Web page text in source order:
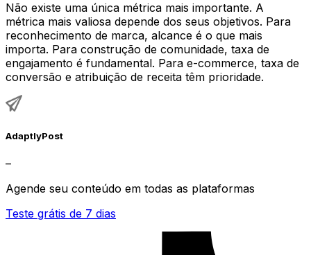
Não existe uma única métrica mais importante. A
métrica mais valiosa depende dos seus objetivos. Para
reconhecimento de marca, alcance é o que mais
importa. Para construção de comunidade, taxa de
engajamento é fundamental. Para e-commerce, taxa de
conversão e atribuição de receita têm prioridade.
AdaptlyPost
–
Agende seu conteúdo em todas as plataformas
Teste grátis de 7 dias